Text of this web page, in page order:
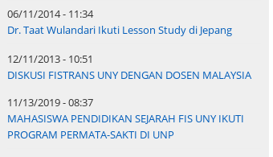
06/11/2014 - 11:34
Dr. Taat Wulandari Ikuti Lesson Study di Jepang
12/11/2013 - 10:51
DISKUSI FISTRANS UNY DENGAN DOSEN MALAYSIA
11/13/2019 - 08:37
MAHASISWA PENDIDIKAN SEJARAH FIS UNY IKUTI
PROGRAM PERMATA-SAKTI DI UNP